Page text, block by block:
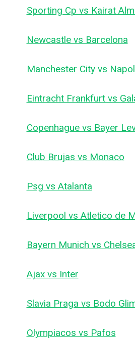
Sporting Cp vs Kairat
Newcastle vs Barcelona
Manchester City vs
Eintracht Frankfurt vs
Copenhague vs Bayer
Club Brujas vs Monaco
Psg vs Atalanta
Liverpool vs Atletico de
Bayern Munich vs
Ajax vs Inter
Slavia Praga vs Bodo
Olympiacos vs Pafos